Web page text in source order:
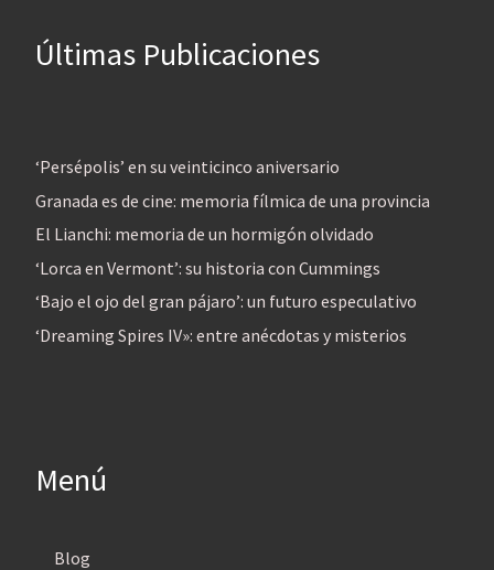
Últimas Publicaciones
‘Persépolis’ en su veinticinco aniversario
Granada es de cine: memoria fílmica de una provincia
El Lianchi: memoria de un hormigón olvidado
‘Lorca en Vermont’: su historia con Cummings
‘Bajo el ojo del gran pájaro’: un futuro especulativo
‘Dreaming Spires IV»: entre anécdotas y misterios
Menú
Blog